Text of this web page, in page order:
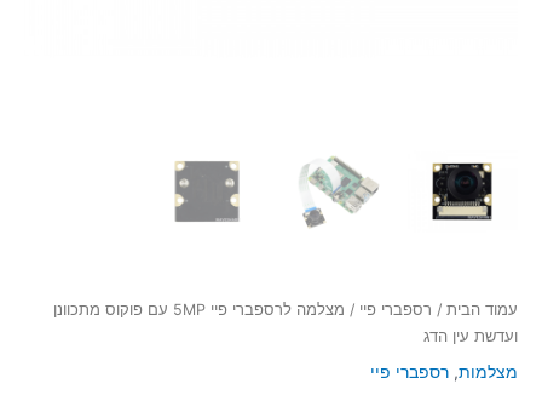
עמוד הבית / רספברי פיי
/ מצלמה לרספברי פיי 5MP עם פוקוס מתכוונן
ועדשת עין הדג
מצלמות, רספברי פיי